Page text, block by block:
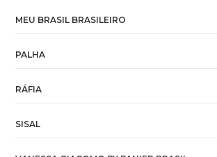
MEU BRASIL BRASILEIRO
PALHA
RÁFIA
SISAL